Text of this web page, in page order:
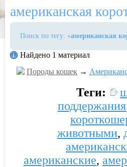
американская
Поиск по тегу: «американская
Найдено 1 материал
Породы кошек →
Теги:
поддержания
животными,
американские,